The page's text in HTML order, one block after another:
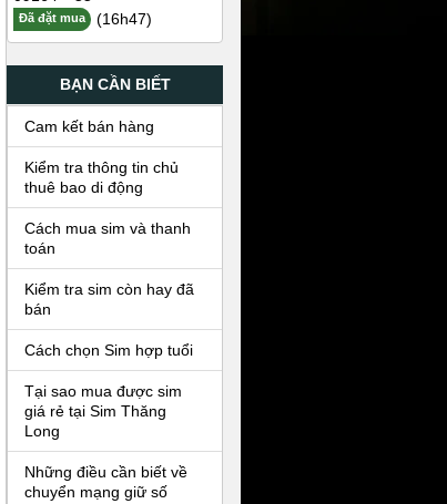
Đã đặt mua (16h47)
BẠN CẦN BIẾT
Cam kết bán hàng
Kiểm tra thông tin chủ
thuê bao di động
Cách mua sim và thanh
toán
Kiểm tra sim còn hay đã
bán
Cách chọn Sim hợp tuổi
Tại sao mua được sim
giá rẻ tại Sim Thăng
Long
Những điều cần biết về
chuyển mạng giữ số